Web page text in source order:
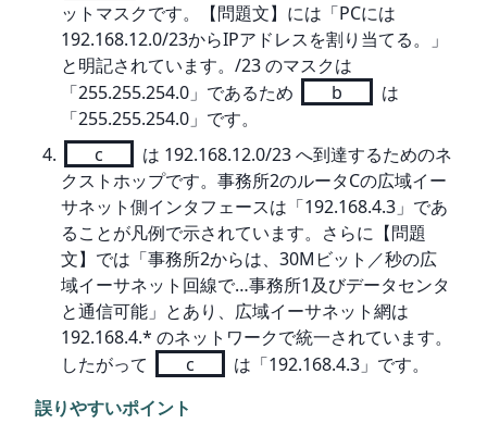
ットマスクです。【問題文】には「PCには
192.168.12.0/23からIPアドレスを割り当てる。」
と明記されています。/23 のマスクは
「255.255.254.0」であるため
b
は
「255.255.254.0」です。
c
は 192.168.12.0/23 へ到達するためのネ
クストホップです。事務所2のルータCの広域イー
サネット側インタフェースは「192.168.4.3」であ
ることが凡例で示されています。さらに【問題
文】では「事務所2からは、30Mビット／秒の広
域イーサネット回線で…事務所1及びデータセンタ
と通信可能」とあり、広域イーサネット網は
192.168.4.* のネットワークで統一されています。
したがって
c
は「192.168.4.3」です。
誤りやすいポイント